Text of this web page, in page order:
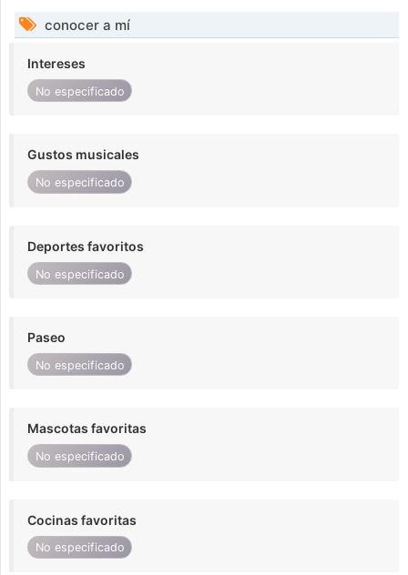
conocer a mí
Intereses
No especificado
Gustos musicales
No especificado
Deportes favoritos
No especificado
Paseo
No especificado
Mascotas favoritas
No especificado
Cocinas favoritas
No especificado